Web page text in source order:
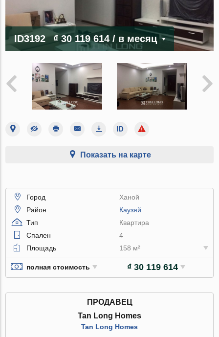
ID3192 ₫ 30 119 614/ в месяц
Показать на карте
Город
Ханой
Район
Каузяй
Тип
Квартира
Спален
4
Площадь
158 м²
полная стоимость ₫ 30 119 614
ПРОДАВЕЦ
Tan Long Homes
Tan Long Homes